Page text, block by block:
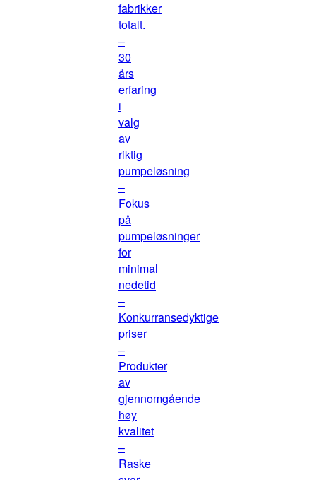
fabrikker
totalt.
–
30
års
erfaring
i
valg
av
riktig
pumpeløsning
–
Fokus
på
pumpeløsninger
for
minimal
nedetid
–
Konkurransedyktige
priser
–
Produkter
av
gjennomgående
høy
kvalitet
–
Raske